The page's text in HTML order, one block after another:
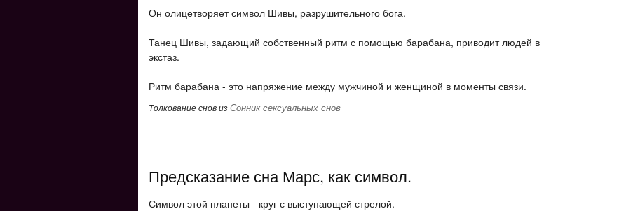
Он олицетворяет символ Шивы, разрушительного бога.
Танец Шивы, задающий собственный ритм с помощью барабана, приводит людей в
экстаз.
Ритм барабана - это напряжение между мужчиной и женщиной в моменты связи.
Толкование снов изСонник сексуальных снов
Предсказание сна Марс, как символ.
Символ этой планеты - круг с выступающей стрелой.